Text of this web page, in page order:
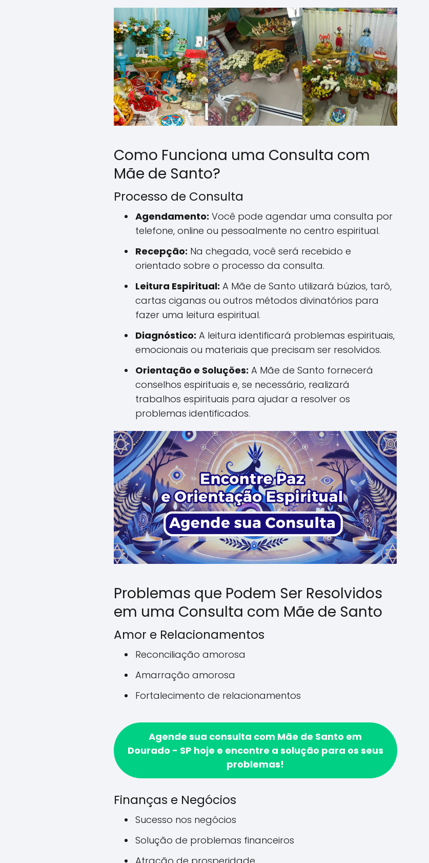
Como Funciona uma Consulta com
Mãe de Santo?
Processo de Consulta
Agendamento: Você pode agendar uma consulta por
telefone, online ou pessoalmente no centro espiritual.
Recepção: Na chegada, você será recebido e
orientado sobre o processo da consulta.
Leitura Espiritual: A Mãe de Santo utilizará búzios, tarô,
cartas ciganas ou outros métodos divinatórios para
fazer uma leitura espiritual.
Diagnóstico: A leitura identificará problemas espirituais,
emocionais ou materiais que precisam ser resolvidos.
Orientação e Soluções: A Mãe de Santo fornecerá
conselhos espirituais e, se necessário, realizará
trabalhos espirituais para ajudar a resolver os
problemas identificados.
Problemas que Podem Ser Resolvidos
em uma Consulta com Mãe de Santo
Amor e Relacionamentos
Reconciliação amorosa
Amarração amorosa
Fortalecimento de relacionamentos
Agende sua consulta com Mãe de Santo em
Dourado - SP hoje e encontre a solução para os seus
problemas!
Finanças e Negócios
Sucesso nos negócios
Solução de problemas financeiros